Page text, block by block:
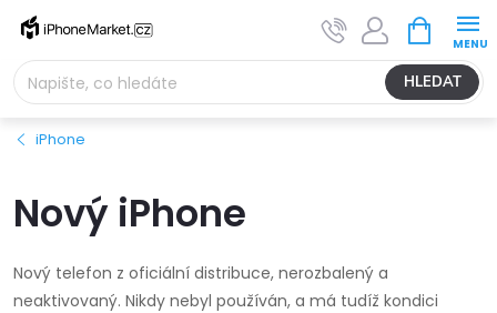
Přejít
obsah
HLEDAT
NÁKUPNÍ
KOŠÍK
iPhone
Nový iPhone
Nový telefon z oficiální distribuce, nerozbalený a
neaktivovaný. Nikdy nebyl používán, a má tudíž kondici